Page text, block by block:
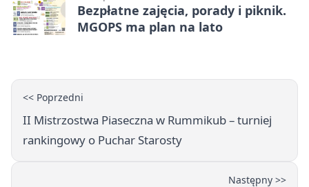
Bezpłatne zajęcia, porady i piknik.
MGOPS ma plan na lato
<< Poprzedni
II Mistrzostwa Piaseczna w Rummikub – turniej
rankingowy o Puchar Starosty
Następny >>